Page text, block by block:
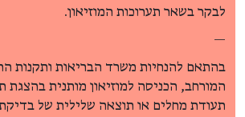
לבקר בשאר תערוכות המוזיאון.
—
בהתאם להנחיות משרד הבריאות ותקנות
המורחב, הכניסה למוזיאון מותנית בהצגת
תעודת מחלים או תוצאה שלילית של בדיקת